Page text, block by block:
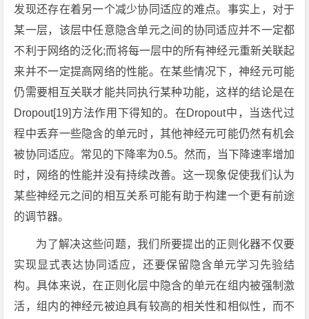
发现还存在着另一个减少协同适应的难点。事实上，对于
某一层，该层中任意隐含单元之间的协同适应并不一定都
不利于网络的泛化;而将每一层中的所有神经元重新关联起
来并不一定提高网络的性能。在某些情况下，神经元可能
仍需要相互关联才能共同执行某种功能，这样的结论是在
Dropout[19]方法作用下得知的。在Dropout中，当迭代过
程中丢弃一些隐含的单元时，其他神经元可能仍然有机会
被协同适应。常见的下降率为0.5。然而，当下降速率增加
时，网络的性能并没有持续改善。这一现象促使我们认为
某些神经元之间的相互关系可能有助于构建一个更有前途
的调节器。
为了解决这些问题，我们所要提出的正则化器不仅要
实现显式表达协同适应，还要保留隐含单元学习先验结
构。具体来说，在正则化层中隐含的单元在组内被强制激
活，组内的神经元被迫具有较高的相关性和相似性，而不